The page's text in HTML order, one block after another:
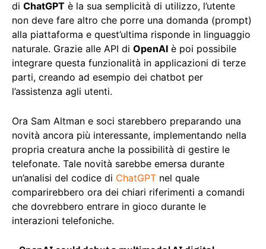
di ChatGPT è la sua semplicità di utilizzo, l’utente
non deve fare altro che porre una domanda (prompt)
alla piattaforma e quest’ultima risponde in linguaggio
naturale. Grazie alle API di OpenAI è poi possibile
integrare questa funzionalità in applicazioni di terze
parti, creando ad esempio dei chatbot per
l’assistenza agli utenti.
Ora Sam Altman e soci starebbero preparando una
novità ancora più interessante, implementando nella
propria creatura anche la possibilità di gestire le
telefonate. Tale novità sarebbe emersa durante
un’analisi del codice di ChatGPT nel quale
comparirebbero ora dei chiari riferimenti a comandi
che dovrebbero entrare in gioco durante le
interazioni telefoniche.